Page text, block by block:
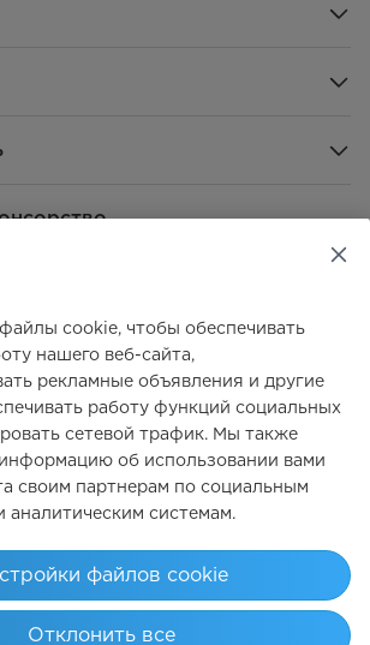
Simply ideal
Авторские права принадлежат Midea. Все
cookie, чтобы обеспечивать
нашего веб-сайта,
рекламные объявления и другие
работу функций социальных
сетевой трафик. Мы также
об использовании вами
своим партнерам по социальным
аналитическим системам.
файлов cookie
Отклонить все